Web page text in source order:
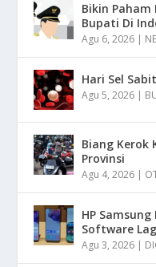
Bikin Paham
Bupati Di
Agu 6, 2026 |
Hari Sel
Agu 5, 2026 |
Biang Kerok
Provinsi
Agu 4, 2026 |
HP
Software
Agu 3, 2026 |